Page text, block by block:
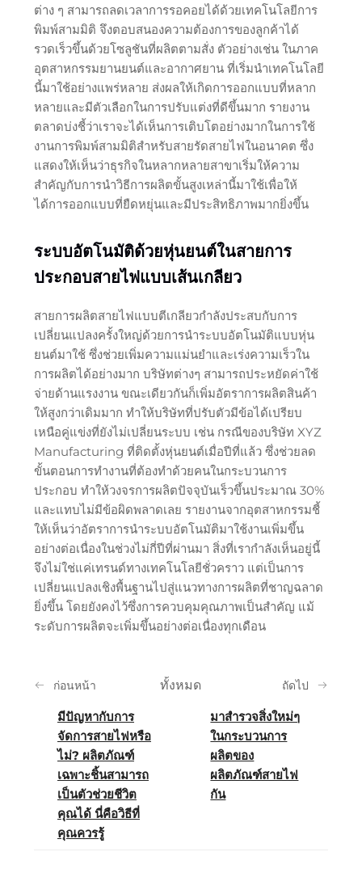
ต่าง ๆ สามารถลดเวลาการรอคอยได้ด้วยเทคโนโลยีการ
พิมพ์สามมิติ จึงตอบสนองความต้องการของลูกค้าได้
รวดเร็วขึ้นด้วยโซลูชันที่ผลิตตามสั่ง ตัวอย่างเช่น ในภาค
อุตสาหกรรมยานยนต์และอากาศยาน ที่เริ่มนำเทคโนโลยี
นี้มาใช้อย่างแพร่หลาย ส่งผลให้เกิดการออกแบบที่หลาก
หลายและมีตัวเลือกในการปรับแต่งที่ดีขึ้นมาก รายงาน
ตลาดบ่งชี้ว่าเราจะได้เห็นการเติบโตอย่างมากในการใช้
งานการพิมพ์สามมิติสำหรับสายรัดสายไฟในอนาคต ซึ่ง
แสดงให้เห็นว่าธุรกิจในหลากหลายสาขาเริ่มให้ความ
สำคัญกับการนำวิธีการผลิตขั้นสูงเหล่านี้มาใช้เพื่อให้
ได้การออกแบบที่ยืดหยุ่นและมีประสิทธิภาพมากยิ่งขึ้น
ระบบอัตโนมัติด้วยหุ่นยนต์ในสายการ
ประกอบสายไฟแบบเส้นเกลียว
สายการผลิตสายไฟแบบตีเกลียวกำลังประสบกับการ
เปลี่ยนแปลงครั้งใหญ่ด้วยการนำระบบอัตโนมัติแบบหุ่น
ยนต์มาใช้ ซึ่งช่วยเพิ่มความแม่นยำและเร่งความเร็วใน
การผลิตได้อย่างมาก บริษัทต่างๆ สามารถประหยัดค่าใช้
จ่ายด้านแรงงาน ขณะเดียวกันก็เพิ่มอัตราการผลิตสินค้า
ให้สูงกว่าเดิมมาก ทำให้บริษัทที่ปรับตัวมีข้อได้เปรียบ
เหนือคู่แข่งที่ยังไม่เปลี่ยนระบบ เช่น กรณีของบริษัท XYZ
Manufacturing ที่ติดตั้งหุ่นยนต์เมื่อปีที่แล้ว ซึ่งช่วยลด
ขั้นตอนการทำงานที่ต้องทำด้วยคนในกระบวนการ
ประกอบ ทำให้วงจรการผลิตปัจจุบันเร็วขึ้นประมาณ 30%
และแทบไม่มีข้อผิดพลาดเลย รายงานจากอุตสาหกรรมชี้
ให้เห็นว่าอัตราการนำระบบอัตโนมัติมาใช้งานเพิ่มขึ้น
อย่างต่อเนื่องในช่วงไม่กี่ปีที่ผ่านมา สิ่งที่เรากำลังเห็นอยู่นี้
จึงไม่ใช่แค่เทรนด์ทางเทคโนโลยีชั่วคราว แต่เป็นการ
เปลี่ยนแปลงเชิงพื้นฐานไปสู่แนวทางการผลิตที่ชาญฉลาด
ยิ่งขึ้น โดยยังคงไว้ซึ่งการควบคุมคุณภาพเป็นสำคัญ แม้
ระดับการผลิตจะเพิ่มขึ้นอย่างต่อเนื่องทุกเดือน
ก่อนหน้า
มีปัญหากับการ
จัดการสายไฟหรือ
ไม่? ผลิตภัณฑ์
เฉพาะชิ้นสามารถ
เป็นตัวช่วยชีวิต
คุณได้ นี่คือวิธีที่
คุณควรรู้
ทั้งหมด ถัดไป
มาสำรวจสิ่งใหม่ๆ
ในกระบวนการ
ผลิตของ
ผลิตภัณฑ์สายไฟ
กัน